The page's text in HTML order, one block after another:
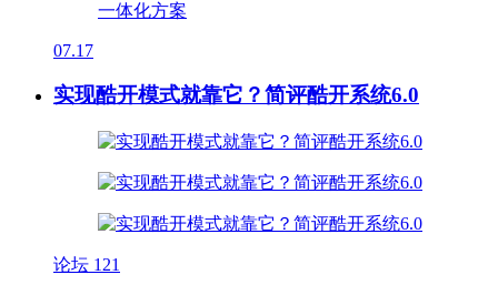
07.17
实现酷开模式就靠它？简评酷开系统6.0
论坛 121